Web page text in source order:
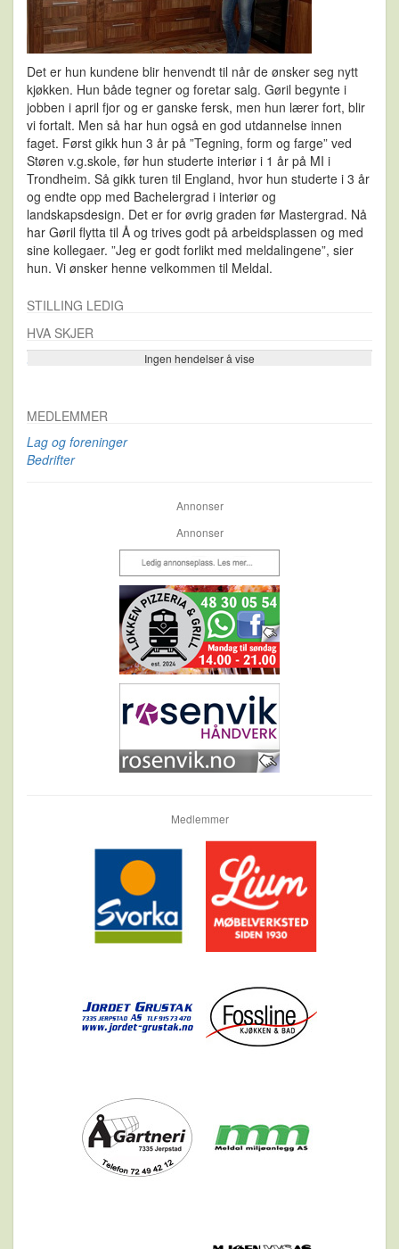
Det er hun kundene blir henvendt til når de ønsker seg nytt
kjøkken. Hun både tegner og foretar salg. Gøril begynte i
jobben i april fjor og er ganske fersk, men hun lærer fort, blir
vi fortalt. Men så har hun også en god utdannelse innen
faget. Først gikk hun 3 år på ”Tegning, form og farge” ved
Støren v.g.skole, før hun studerte interiør i 1 år på MI i
Trondheim. Så gikk turen til England, hvor hun studerte i 3 år
og endte opp med Bachelergrad i interiør og
landskapsdesign. Det er for øvrig graden før Mastergrad. Nå
har Gøril flytta til Å og trives godt på arbeidsplassen og med
sine kollegaer. ”Jeg er godt forlikt med meldalingene”, sier
hun. Vi ønsker henne velkommen til Meldal.
STILLING LEDIG
HVA SKJER
Ingen hendelser å vise
Se flere…
MEDLEMMER
Lag og foreninger
Bedrifter
Annonser
Annonser
Medlemmer